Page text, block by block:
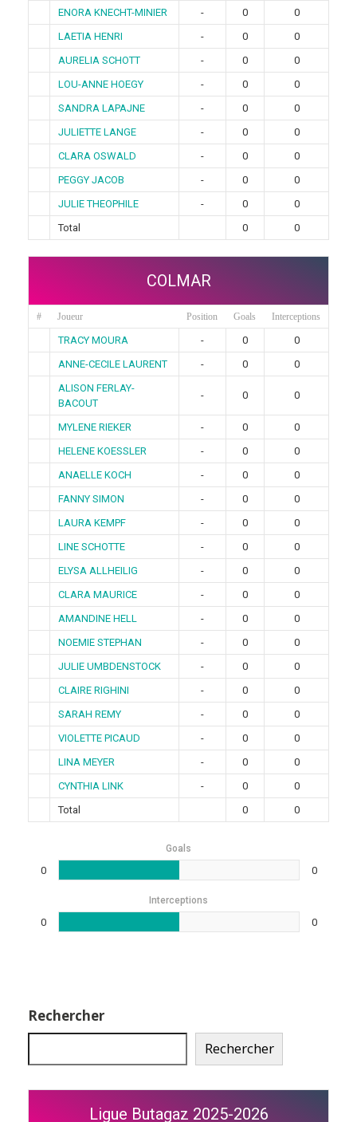
ENORA KNECHT-MINIER
- 0
0
LAETIA HENRI
- 0
0
AURELIA SCHOTT
- 0
0
LOU-ANNE HOEGY
- 0
0
SANDRA LAPAJNE
- 0
0
JULIETTE LANGE
- 0
0
CLARA OSWALD
- 0
0
PEGGY JACOB
- 0
0
JULIE THEOPHILE
- 0
0
Total
0 0
COLMAR
# Joueur Position Goals Interceptions
TRACY MOURA - 0
0
ANNE-CECILE LAURENT
- 0
0
ALISON FERLAY-
BACOUT
- 0 0
MYLENE RIEKER - 0
0
HELENE KOESSLER
- 0
0
ANAELLE KOCH
- 0
0
FANNY SIMON
- 0
0
LAURA KEMPF
- 0
0
LINE SCHOTTE
- 0
0
ELYSA ALLHEILIG
- 0
0
CLARA MAURICE
- 0
0
AMANDINE HELL
- 0
0
NOEMIE STEPHAN
- 0
0
JULIE UMBDENSTOCK
- 0
0
CLAIRE RIGHINI
- 0
0
SARAH REMY
- 0
0
VIOLETTE PICAUD
- 0
0
LINA MEYER
- 0
0
CYNTHIA LINK
- 0
0
Total
0 0
Goals
0 0
Interceptions
0 0
Rechercher
Rechercher
Ligue Butagaz 2025-2026